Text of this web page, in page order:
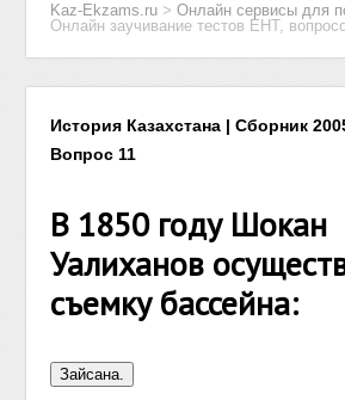
Kaz-Ekzams.ru >Онлайн сервисы для
Онлайн заучивание тестов ЕНТ,
История Казахстана | Сборник
Вопрос 11
В 1850 году Шокан
Уалиханов
съемку бассейна: